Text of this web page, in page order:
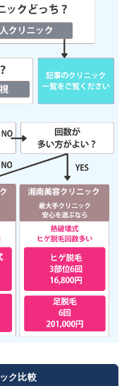
ク比較